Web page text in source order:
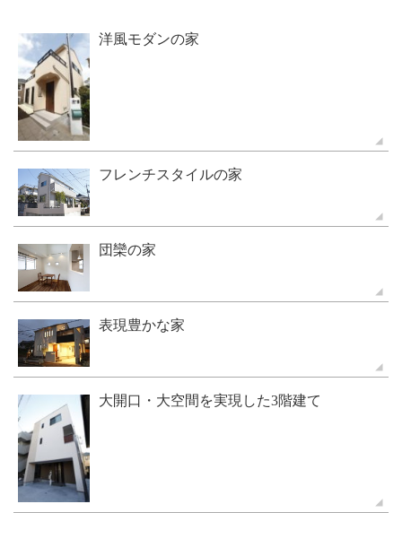
洋風モダンの家
フレンチスタイルの家
団欒の家
表現豊かな家
大開口・大空間を実現した3階建て